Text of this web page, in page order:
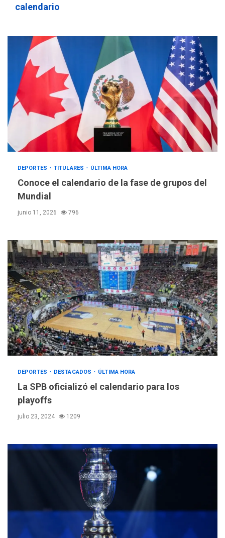
calendario
DEPORTES TITULARES ÚLTIMA HORA
Conoce el calendario de la fase de grupos del
Mundial
junio 11, 2026 796
DEPORTES DESTACADOS ÚLTIMA HORA
La SPB oficializó el calendario para los
playoffs
julio 23, 2024 1209